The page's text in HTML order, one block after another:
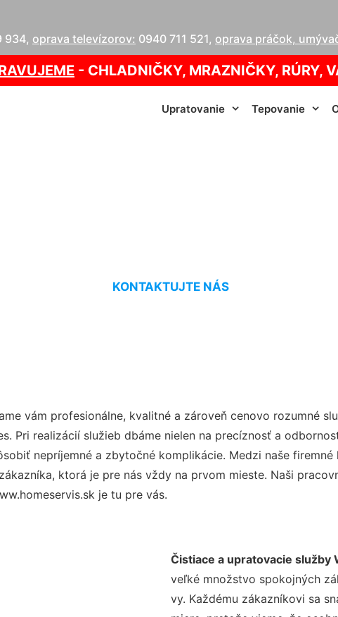
934, oprava televízorov: 0940 711 521, oprava práčok,
- CHLADNIČKY, MRAZNIČKY, RÚRY,
Upratovanie Tepovanie
KONTAKTUJTE NÁS
vám profesionálne, kvalitné a zároveň cenovo rozumné
Pri realizácií služieb dbáme nielen na precíznosť a
nepríjemné a zbytočné komplikácie. Medzi naše
ktorá je pre nás vždy na prvom mieste. Naši
je tu pre vás.
Čistiace a upratovacie služby
veľké množstvo spokojných
vy. Každému zákazníkovi sa